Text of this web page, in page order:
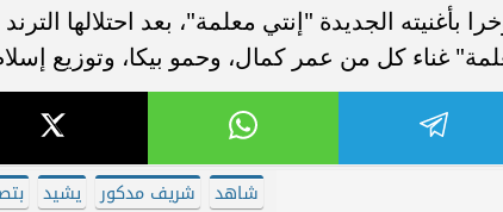
غناء كل من عمر كمال، وحمو بيكا، وتوزيع
شاهد شريف مدكور يشيد